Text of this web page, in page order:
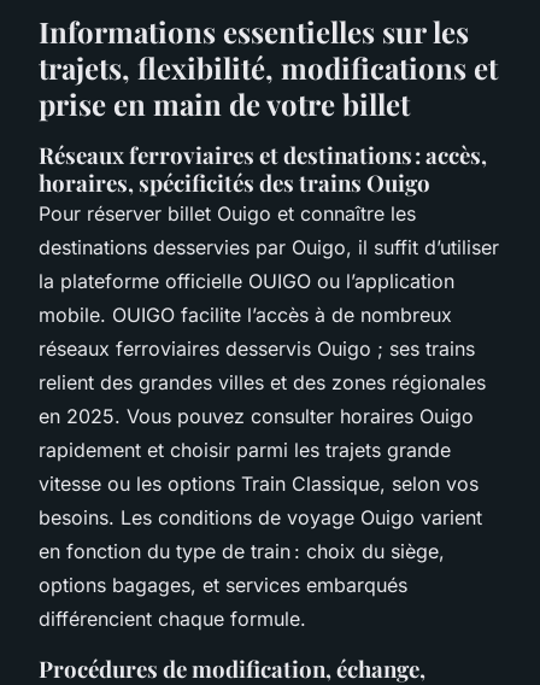
Informations essentielles sur les
trajets, flexibilité, modifications et
prise en main de votre billet
Réseaux ferroviaires et destinations : accès,
horaires, spécificités des trains Ouigo
Pour réserver billet Ouigo et connaître les
destinations desservies par Ouigo, il suffit d’utiliser
la plateforme officielle OUIGO ou l’application
mobile. OUIGO facilite l’accès à de nombreux
réseaux ferroviaires desservis Ouigo ; ses trains
relient des grandes villes et des zones régionales
en 2025. Vous pouvez consulter horaires Ouigo
rapidement et choisir parmi les trajets grande
vitesse ou les options Train Classique, selon vos
besoins. Les conditions de voyage Ouigo varient
en fonction du type de train : choix du siège,
options bagages, et services embarqués
différencient chaque formule.
Procédures de modification, échange,